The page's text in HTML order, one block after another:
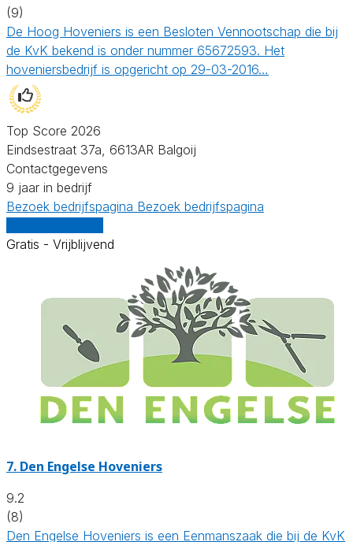
(9)
De Hoog Hoveniers is een Besloten Vennootschap die bij
de KvK bekend is onder nummer 65672593. Het
hoveniersbedrijf is opgericht op 29-03-2016…
Top Score 2026
Eindsestraat 37a, 6613AR Balgoij
Contactgegevens
9 jaar in bedrijf
Bezoek bedrijfspagina Bezoek bedrijfspagina
Gratis - Vrijblijvend
7. Den Engelse Hoveniers
9.2
(8)
Den Engelse Hoveniers is een Eenmanszaak die bij de KvK